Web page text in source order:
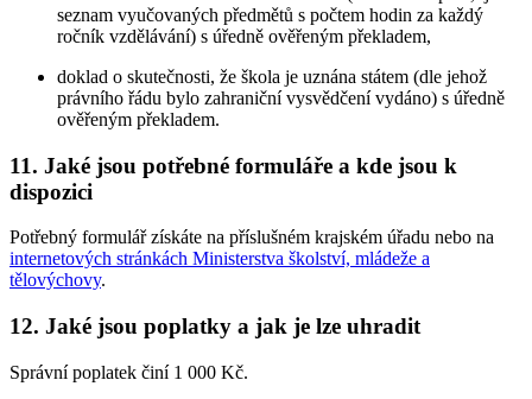
seznam vyučovaných předmětů s počtem hodin za každý
ročník vzdělávání) s úředně ověřeným překladem,
doklad o skutečnosti, že škola je uznána státem (dle jehož
právního řádu bylo zahraniční vysvědčení vydáno) s úředně
ověřeným překladem.
11. Jaké jsou potřebné formuláře a kde jsou k
dispozici
Potřebný formulář získáte na příslušném krajském úřadu nebo na
internetových stránkách Ministerstva školství, mládeže a
tělovýchovy.
12. Jaké jsou poplatky a jak je lze uhradit
Správní poplatek činí 1 000 Kč.